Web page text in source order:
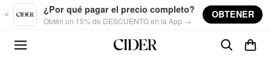
Skip to main content
¿Por qué pagar el precio completo?
Obtén un 15% de DESCUENTO en la App →
OBTENER